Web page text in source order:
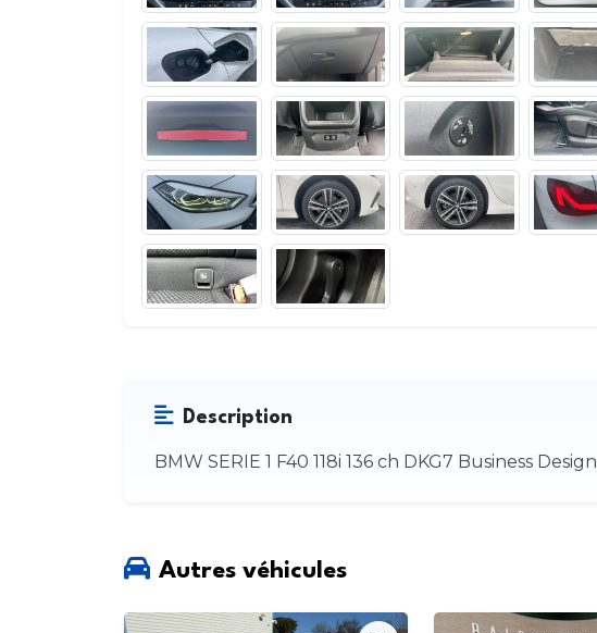
Description
BMW SERIE 1 F40 118i 136 ch DKG7 Business Design
Autres véhicules